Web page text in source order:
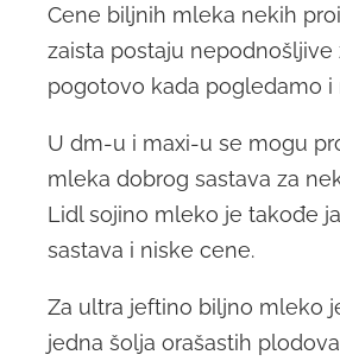
Cene biljnih mleka nekih
zaista postaju nepodnošljive
pogotovo kada pogledamo i
U dm-u i maxi-u se mogu
mleka dobrog sastava za
Lidl sojino mleko je takođe
sastava i niske cene.
Za ultra jeftino biljno mleko
jedna šolja orašastih